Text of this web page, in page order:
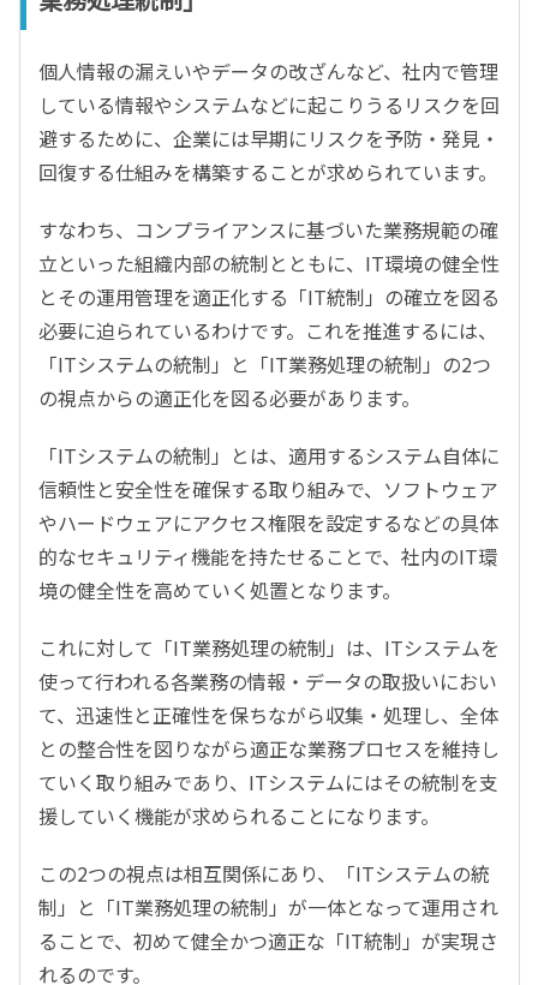
個人情報の漏えいやデータの改ざんなど、社内で管理
している情報やシステムなどに起こりうるリスクを回
避するために、企業には早期にリスクを予防・発見・
回復する仕組みを構築することが求められています。
すなわち、コンプライアンスに基づいた業務規範の確
立といった組織内部の統制とともに、IT環境の健全性
とその運用管理を適正化する「IT統制」の確立を図る
必要に迫られているわけです。これを推進するには、
「ITシステムの統制」と「IT業務処理の統制」の2つ
の視点からの適正化を図る必要があります。
「ITシステムの統制」とは、適用するシステム自体に
信頼性と安全性を確保する取り組みで、ソフトウェア
やハードウェアにアクセス権限を設定するなどの具体
的なセキュリティ機能を持たせることで、社内のIT環
境の健全性を高めていく処置となります。
これに対して「IT業務処理の統制」は、ITシステムを
使って行われる各業務の情報・データの取扱いにおい
て、迅速性と正確性を保ちながら収集・処理し、全体
との整合性を図りながら適正な業務プロセスを維持し
ていく取り組みであり、ITシステムにはその統制を支
援していく機能が求められることになります。
この2つの視点は相互関係にあり、「ITシステムの統
制」と「IT業務処理の統制」が一体となって運用され
ることで、初めて健全かつ適正な「IT統制」が実現さ
れるのです。